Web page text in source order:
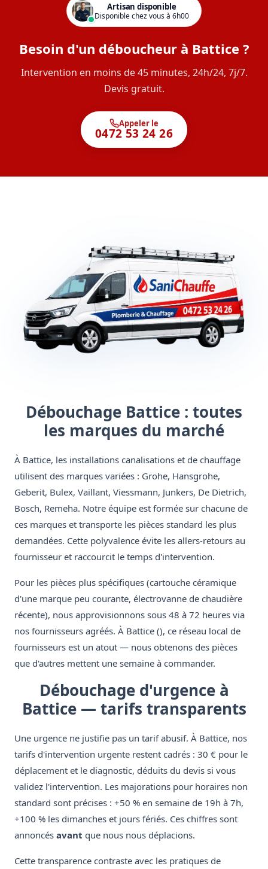
Artisan disponible
Disponible chez vous à 6h00
Besoin d'un déboucheur à Battice ?
Intervention en moins de 45 minutes, 24h/24, 7j/7.
Devis gratuit.
Appeler le
0472 53 24 26
Débouchage Battice : toutes
les marques du marché
À Battice, les installations canalisations et de chauffage
utilisent des marques variées : Grohe, Hansgrohe,
Geberit, Bulex, Vaillant, Viessmann, Junkers, De Dietrich,
Bosch, Remeha. Notre équipe est formée sur chacune de
ces marques et transporte les pièces standard les plus
demandées. Cette polyvalence évite les allers-retours au
fournisseur et raccourcit le temps d'intervention.
Pour les pièces plus spécifiques (cartouche céramique
d'une marque peu courante, électrovanne de chaudière
récente), nous approvisionnons sous 48 à 72 heures via
nos fournisseurs agréés. À Battice (), ce réseau local de
fournisseurs est un atout — nous obtenons des pièces
que d'autres mettent une semaine à commander.
Débouchage d'urgence à
Battice — tarifs transparents
Une urgence ne justifie pas un tarif abusif. À Battice, nos
tarifs d'intervention urgente restent cadrés : 30 € pour le
déplacement et le diagnostic, déduits du devis si vous
validez l'intervention. Les majorations pour horaires non
standard sont précises : +50 % en semaine de 19h à 7h,
+100 % les dimanches et jours fériés. Ces chiffres sont
annoncés avant que nous nous déplacions.
Cette transparence contraste avec les pratiques de